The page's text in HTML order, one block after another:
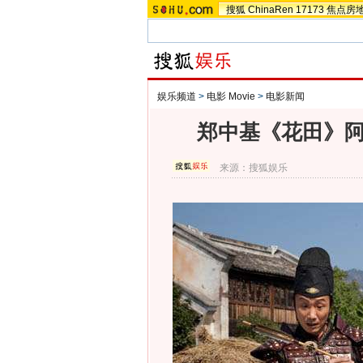
搜狐 ChinaRen 17173 焦点房
娱乐频道 > 电影 Movie > 电影新闻
郑中基《花田》
来源：搜狐娱乐